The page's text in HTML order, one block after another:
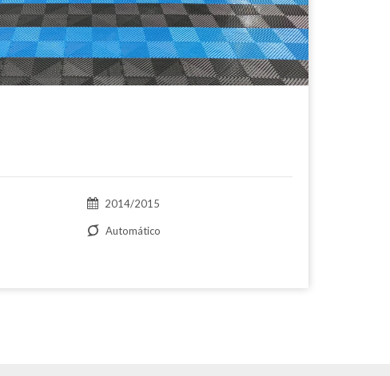
2014/2015
Automático